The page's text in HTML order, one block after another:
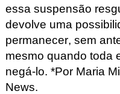
essa suspensão
devolve uma
permanecer, sem
mesmo quando toda
negá-lo. *Por Maria
News.